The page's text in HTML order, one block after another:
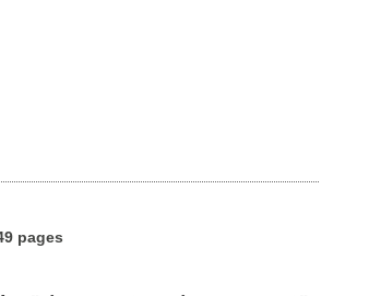
pages